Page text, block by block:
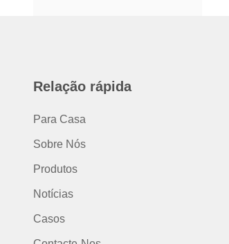
Relação rápida
Para Casa
Sobre Nós
Produtos
Notícias
Casos